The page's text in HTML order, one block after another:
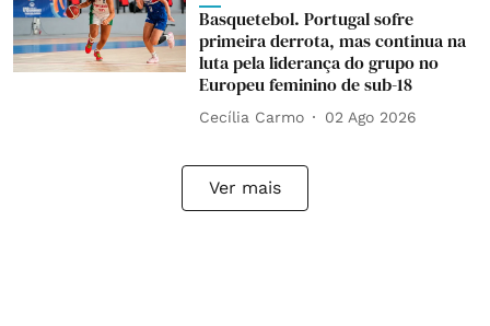
Basquetebol. Portugal sofre
primeira derrota, mas continua na
luta pela liderança do grupo no
Europeu feminino de sub-18
Cecília Carmo 02 Ago 2026
Ver mais